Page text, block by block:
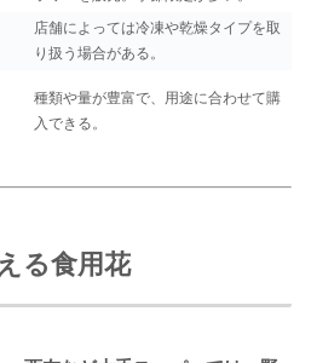
店舗によっては冷凍や乾燥タイプを取
り扱う場合がある。
種類や量が豊富で、用途に合わせて購
入できる。
る食用花